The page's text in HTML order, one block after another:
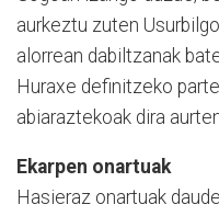
aurkeztu zuten
alorrean dabiltzanak
Huraxe definitzeko
abiaraztekoak dira
Ekarpen onartuak
Hasieraz onartuak